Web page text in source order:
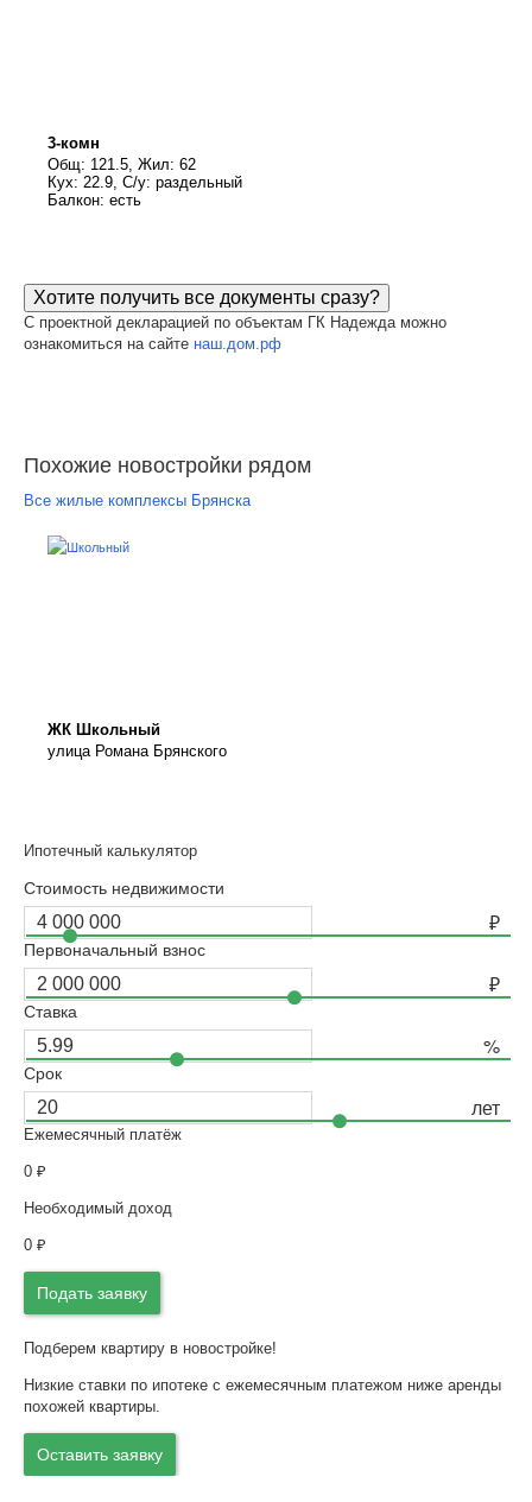
3-комн
Общ: 121.5, Жил: 62
Кух: 22.9, С/у: раздельный
Балкон: есть
Хотите получить все документы сразу?
С проектной декларацией по объектам ГК Надежда можно
ознакомиться на сайте наш.дом.рф
Похожие новостройки рядом
Все жилые комплексы Брянска
ЖК Школьный
улица Романа Брянского
Ипотечный калькулятор
Стоимость недвижимости
Первоначальный взнос
Ставка
Срок
Ежемесячный платёж
0 ₽
Необходимый доход
0 ₽
Подать заявку
Подберем квартиру в новостройке!
Низкие ставки по ипотеке с ежемесячным платежом ниже аренды
похожей квартиры.
Оставить заявку